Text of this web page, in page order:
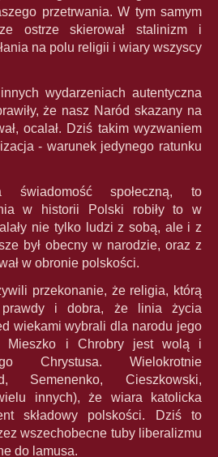
przetrwania. W tym samym
ostrze skierował stalinizm i
na polu religii i wiary wszyscy
wydarzeniach autentyczna
że nasz Naród skazany na
ocalał. Dziś takim wyzwaniem
- warunek jedynego ratunku
społeczną, to
w historii Polski robiły to w
nie tylko ludzi z sobą, ale i z
był obecny w narodzie, oraz z
w obronie polskości.
przekonanie, że religia, którą
i dobra, że linia życia
wiekami wybrali dla narodu jego
Mieszko i Chrobry jest wolą i
Chrystusa. Wielokrotnie
Semenenko, Cieszkowski,
innych), że wiara katolicka
składowy polskości. Dziś to
wszechobecne tuby liberalizmu
do lamusa.